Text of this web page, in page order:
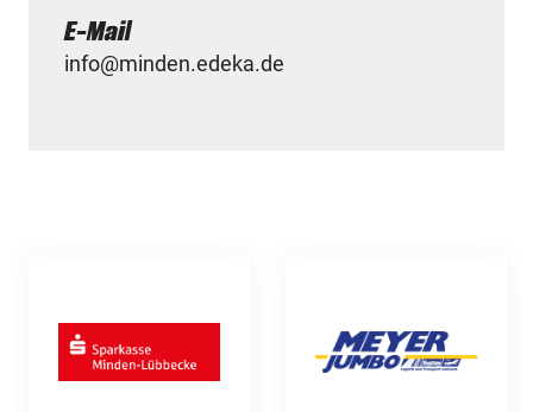
E-Mail
info@minden.edeka.de